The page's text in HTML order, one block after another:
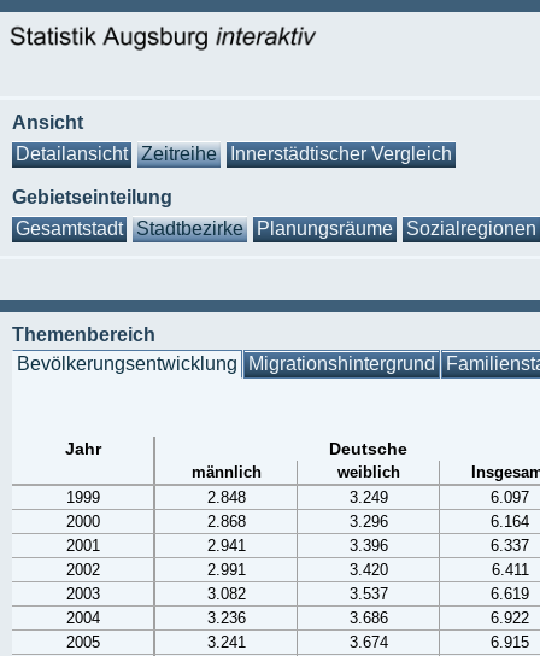
Ansicht
Detailansicht
Zeitreihe Innerstädtischer Vergleich
Gebietseinteilung
Gesamtstadt
Stadtbezirke Planungsräume Sozialregionen
Themenbereich
Bevölkerungsentwicklung Migrationshintergrund
Jahr Deutsche
männlich weiblich
1999
2.848 3.249
6.097
2000
2.868 3.296
6.164
2001
2.941 3.396
6.337
2002
2.991 3.420
6.411
2003
3.082 3.537
6.619
2004
3.236 3.686
6.922
2005
3.241 3.674
6.915